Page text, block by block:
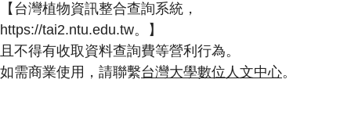
【台灣植物資訊整合查詢系統，
https://tai2.ntu.edu.tw。】
且不得有收取資料查詢費等營利行為。
如需商業使用，請聯繫台灣大學數位人文中心。